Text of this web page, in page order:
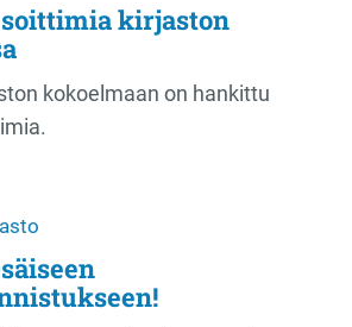
kirjaston
kokoelmaan on hankittu